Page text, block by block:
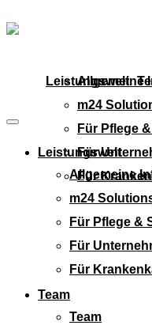
Leistungswelt
Allgemeine
m24
Für Pflege
Für
Für
Leistungswelt
Allgemeine
m24
Für Pflege &
Für
Für
Team
Team